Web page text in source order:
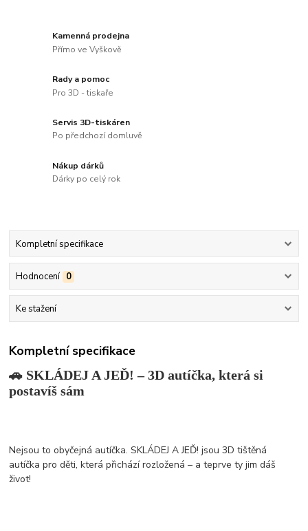
Kamenná prodejna
Přímo ve Vyškově
Rady a pomoc
Pro 3D - tiskaře
Servis 3D-tiskáren
Po předchozí domluvě
Nákup dárků
Dárky po celý rok
Kompletní specifikace
Hodnocení 0
Ke stažení
Kompletní specifikace
🚗 SKLÁDEJ A JEĎ! – 3D autíčka, která si
postavíš sám
Nejsou to obyčejná autíčka. SKLÁDEJ A JEĎ! jsou 3D tištěná
autíčka pro děti, která přichází rozložená – a teprve ty jim dáš
život!